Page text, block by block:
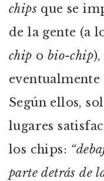
chips que se
de la gente (a
chip o bio-chip
Según ellos,
lugares
los chips:
parte detrás de